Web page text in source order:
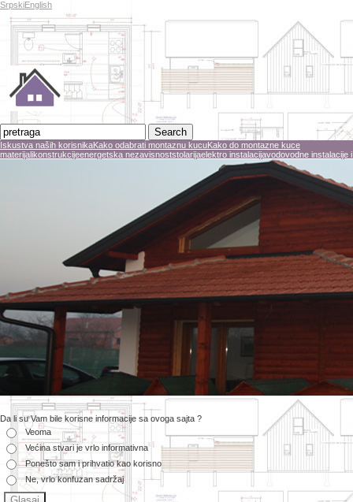
SrpskiEnglish
Iskustva naših korisnikaKako odabrati montaznu kucuKako do montazne kuce
materijalikonstrukcijeenergetska nezavisnoststolarijaelektro instalacijavodovodne instalacije
Da li su Vam bile korisne informacije sa ovoga sajta ?
Veoma
Većina stvari je vrlo informativna
Ponešto sam i prihvatio kao korisno
Ne, vrlo konfuzan sadržaj